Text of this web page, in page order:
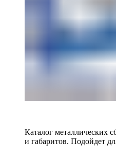
Каталог металлических
и габаритов. Подойдет